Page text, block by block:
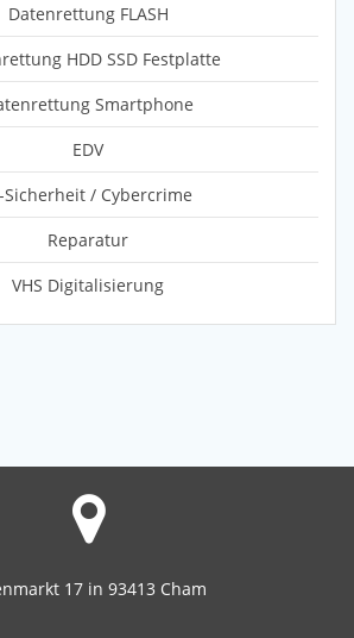
Datenrettung FLASH
HDD SSD Festplatte
Smartphone
EDV
Sicherheit / Cybercrime
Reparatur
VHS Digitalisierung
17 in 93413 Cham